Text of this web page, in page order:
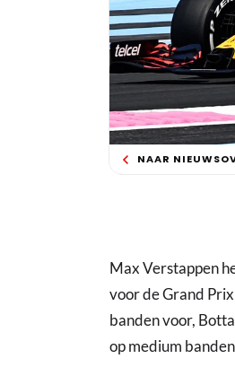
NAAR
Max Verstappen
voor de Grand
banden voor,
op medium